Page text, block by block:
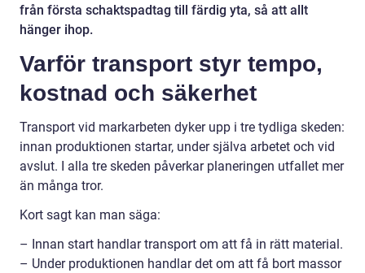
från första schaktspadtag till färdig yta, så att allt
hänger ihop.
Varför transport styr tempo,
kostnad och säkerhet
Transport vid markarbeten dyker upp i tre tydliga skeden:
innan produktionen startar, under själva arbetet och vid
avslut. I alla tre skeden påverkar planeringen utfallet mer
än många tror.
Kort sagt kan man säga:
– Innan start handlar transport om att få in rätt material.
– Under produktionen handlar det om att få bort massor